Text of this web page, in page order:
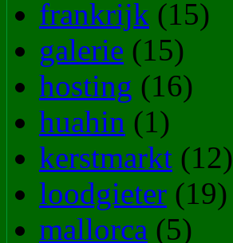
frankrijk (15)
galerie (15)
hosting (16)
huahin (1)
kerstmarkt (12)
loodgieter (19)
mallorca (5)